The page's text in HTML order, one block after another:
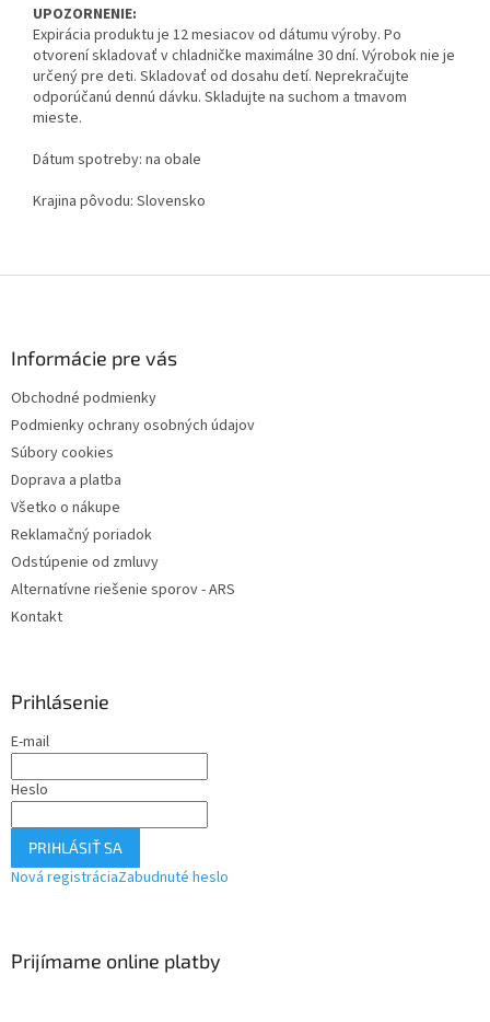
UPOZORNENIE:
Expirácia produktu je 12 mesiacov od dátumu výroby. Po
otvorení skladovať v chladničke maximálne 30 dní. Výrobok nie je
určený pre deti. Skladovať od dosahu detí. Neprekračujte
odporúčanú dennú dávku. Skladujte na suchom a tmavom
mieste.
Dátum spotreby: na obale
Krajina pôvodu: Slovensko
Informácie pre vás
Obchodné podmienky
Podmienky ochrany osobných údajov
Súbory cookies
Doprava a platba
Všetko o nákupe
Reklamačný poriadok
Odstúpenie od zmluvy
Alternatívne riešenie sporov - ARS
Kontakt
Prihlásenie
E-mail
Heslo
PRIHLÁSIŤ SA
Nová registráciaZabudnuté heslo
Prijímame online platby